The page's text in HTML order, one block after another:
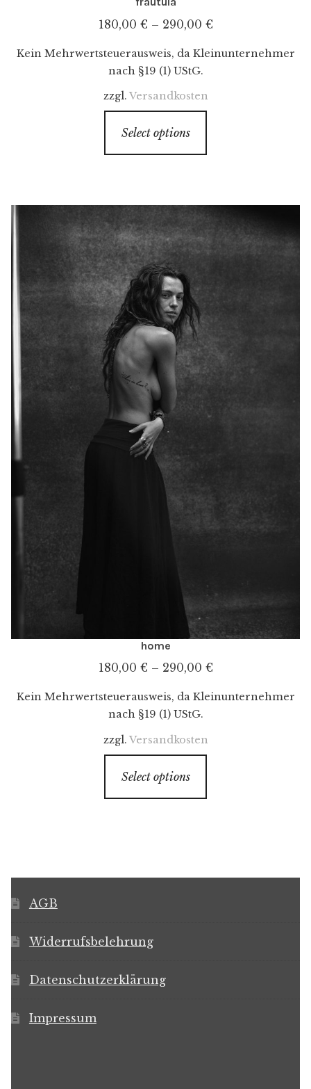
180,00 € – 290,00 €
Kein Mehrwertsteuerausweis, da Kleinunternehmer
nach §19 (1) UStG.
zzgl. Versandkosten
Select options
home
180,00 € – 290,00 €
Kein Mehrwertsteuerausweis, da Kleinunternehmer
nach §19 (1) UStG.
zzgl. Versandkosten
Select options
AGB
Widerrufsbelehrung
Datenschutzerklärung
Impressum